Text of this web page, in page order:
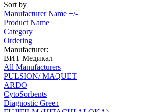
Sort by
Manufacturer Name +/-
Product Name
Category
Ordering
Manufacturer:
ВИТ Медикал
All Manufacturers
PULSION/ MAQUET
ARDO
CytoSorbents
Diagnostic Green